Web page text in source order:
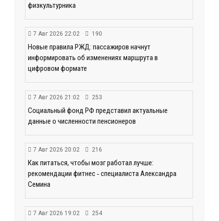
физкультурника
7 Авг 2026 22:02 190
Новые правила РЖД: пассажиров начнут
информировать об изменениях маршрута в
цифровом формате
7 Авг 2026 21:02 253
Социальный фонд РФ представил актуальные
данные о численности пенсионеров
7 Авг 2026 20:02 216
Как питаться, чтобы мозг работал лучше:
рекомендации фитнес ‑ специалиста Александра
Семина
7 Авг 2026 19:02 254